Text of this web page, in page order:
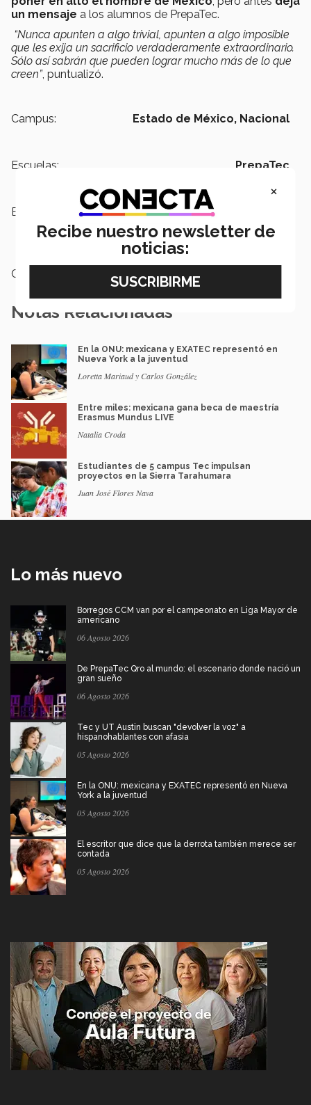
un mensaje a los alumnos de PrepaTec.
“Nunca apunten a algo trivial, apunten a algo imposible
que les exija un sacrificio verdaderamente extraordinario.
Sólo así sabrán que pueden lograr mucho más de lo que
creen”, puntualizó.
Campus: Estado de México, Nacional
Escuelas: PrepaTec
Etiquetas: Alumno PrepaTec ,
Estado de México,
Olimpiada
Internacional de Física
Categoría:
Notas Relacionadas
En la ONU: mexicana y EXATEC representó en
Nueva York a la juventud
Loretta Mariaud y Carlos González
Entre miles: mexicana gana beca de maestría
Erasmus Mundus LIVE
Natalia Croda
Estudiantes de 5 campus Tec impulsan
proyectos en la Sierra Tarahumara
Juan José Flores Nava
Lo más nuevo
Borregos CCM van por el campeonato en Liga Mayor de
americano
06 Agosto 2026
De PrepaTec Qro al mundo: el escenario donde nació un
gran sueño
06 Agosto 2026
Tec y UT Austin buscan "devolver la voz" a
hispanohablantes con afasia
05 Agosto 2026
En la ONU: mexicana y EXATEC representó en Nueva
York a la juventud
05 Agosto 2026
El escritor que dice que la derrota también merece ser
contada
05 Agosto 2026
×
Recibe nuestro newsletter de
noticias: